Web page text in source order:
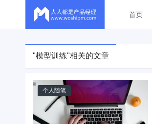
首页
"模型训练"相关的文章
个人随笔